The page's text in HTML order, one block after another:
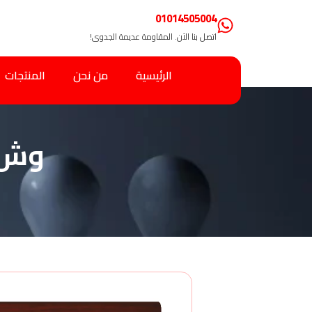
01014505004
اتصل بنا الآن. المقاومة عديمة الجدوى!
الرئيسية من نحن المنتجات